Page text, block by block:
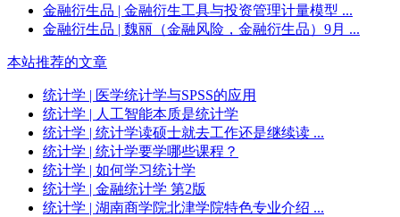
金融衍生品 | 金融衍生工具与投资管理计量模型 ...
金融衍生品 | 魏丽（金融风险，金融衍生品）9月 ...
本站推荐的文章
统计学 | 医学统计学与SPSS的应用
统计学 | 人工智能本质是统计学
统计学 | 统计学读硕士就去工作还是继续读 ...
统计学 | 统计学要学哪些课程？
统计学 | 如何学习统计学
统计学 | 金融统计学 第2版
统计学 | 湖南商学院北津学院特色专业介绍 ...